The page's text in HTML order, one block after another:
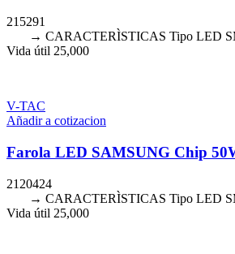
215291
→ CARACTERÌSTICAS Tipo LED
Vida útil 25,000
V-TAC
Añadir a cotizacion
Farola LED SAMSUNG Chip
2120424
→ CARACTERÌSTICAS Tipo LED
Vida útil 25,000